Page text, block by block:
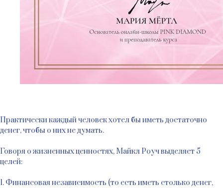
Практически каждый человек хотел бы иметь достаточно
денег, чтобы о них не думать.
Говоря о жизненных ценностях, Майкл Роуч выделяет 5
целей:
1. Финансовая независимость (то есть иметь столько денег,